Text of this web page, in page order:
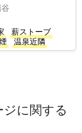
薪ストーブ
温泉近隣
に関する